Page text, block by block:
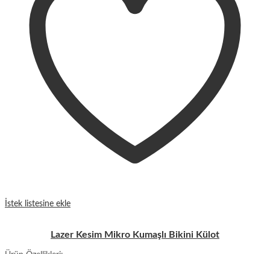
İstek listesine ekle
Lazer Kesim Mikro Kumaşlı Bikini Külot